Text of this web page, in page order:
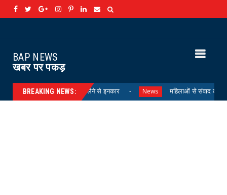
BAP NEWS
खबर पर पकड़
BREAKING NEWS:
का शव लेने से इनकार News महिलाओं से संवाद करते हुए कौशल,